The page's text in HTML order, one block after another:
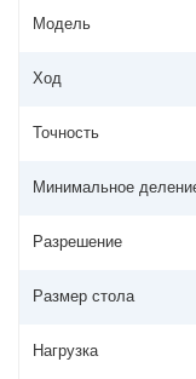
Модель
Ход
Точность
Минимальное
Разрешение
Размер стола
Нагрузка